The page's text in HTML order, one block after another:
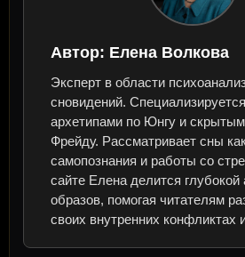
Автор: Елена Волкова
Эксперт в области
сновидений.
архетипами по Юнгу и
Фрейду. Рассматривает сны
самопознания и работы со
сайте Елена делится глубокой
образов, помогая читателям
своих внутренних конфликтах